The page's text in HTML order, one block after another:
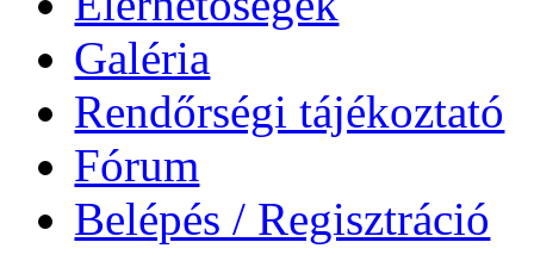
Galéria
Rendőrségi tájékoztató
Fórum
Belépés / Regisztráció